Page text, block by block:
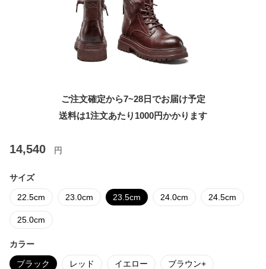
ご注文確定から7~28日でお届け予定
送料は1注文あたり 1000円かかります
14,540 円
サイズ
22.5cm 23.0cm 23.5cm 24.0cm 24.5cm
25.0cm
カラー
ブラック レッド イエロー ブラウン+